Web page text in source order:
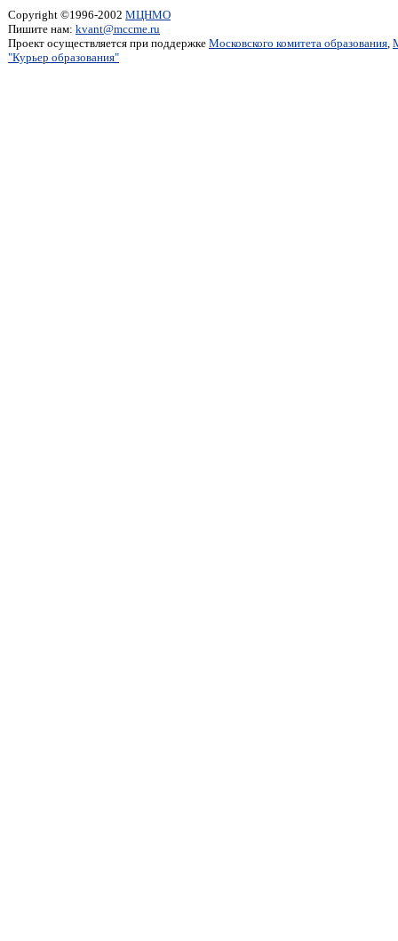
Copyright ©1996-2002 МЦНМО
Пишите нам: kvant@mccme.ru
Проект осуществляется при поддержке Московского комитета образования,
"Курьер образования"